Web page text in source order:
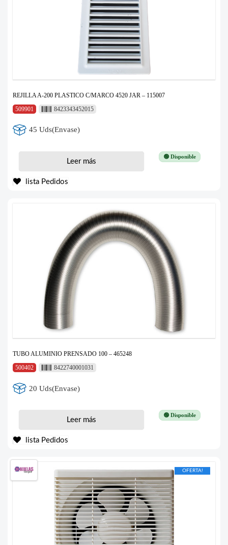
REJILLA A-200 PLASTICO C/MARCO 4520 JAR – 115007
509901
8423343452015
45 Uds(Envase)
🟢 Disponible
Leer más
lista Pedidos
TUBO ALUMINIO PRENSADO 100 – 465248
500402
8422740001031
20 Uds(Envase)
🟢 Disponible
Leer más
lista Pedidos
OFERTA!